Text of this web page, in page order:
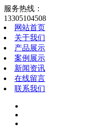
服务热线：
13305104508
网站首页
关于我们
产品展示
案例展示
新闻资讯
在线留言
联系我们